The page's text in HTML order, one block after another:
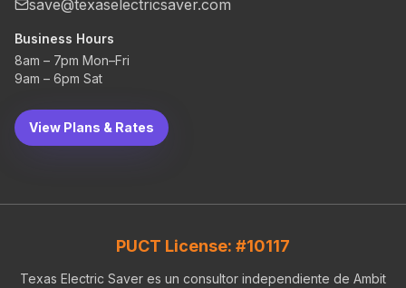
Business Hours
8am – 7pm Mon–Fri
9am – 6pm Sat
Texas Electric Saver es un consultor independiente de Ambit
Energy. Proporcionamos servicios de asesoría sin costo para